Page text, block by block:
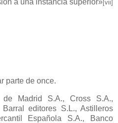
[vii]
parte de once.
Madrid S.A., Cross S.A.,
editores S.L., Astilleros
Española S.A., Banco